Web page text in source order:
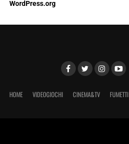
WordPress.org
HOME VIDEOGIOCHI CINEMA&TV FUMETTI